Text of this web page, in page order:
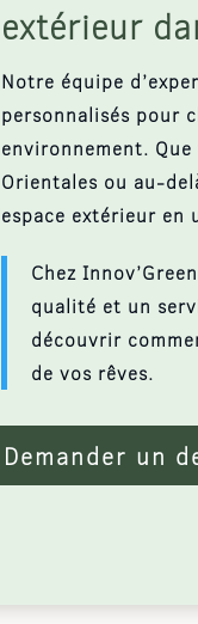
extérieur
Notre équipe
personnalisés pour
environnement.
Orientales ou au-
espace extérieur en
Chez
qualité et un
découvrir
de vos rêves.
Demander un